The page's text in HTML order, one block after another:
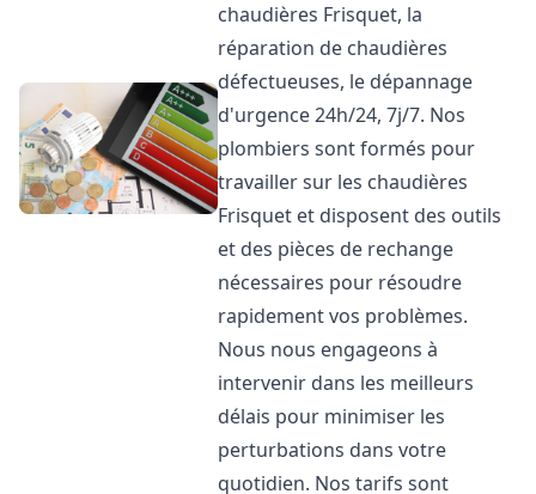
chaudières Frisquet, la
réparation de chaudières
défectueuses, le dépannage
d'urgence 24h/24, 7j/7. Nos
plombiers sont formés pour
travailler sur les chaudières
Frisquet et disposent des outils
et des pièces de rechange
nécessaires pour résoudre
rapidement vos problèmes.
Nous nous engageons à
intervenir dans les meilleurs
délais pour minimiser les
perturbations dans votre
quotidien. Nos tarifs sont